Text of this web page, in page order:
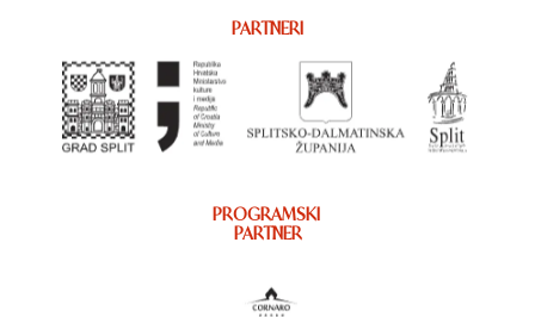
PARTNERI
PROGRAMSKI
PARTNER